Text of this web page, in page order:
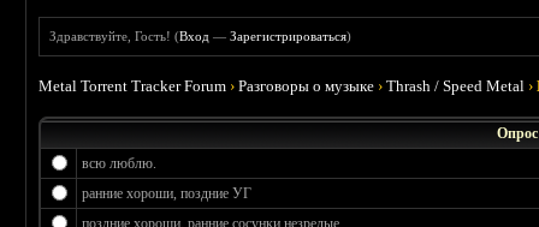
Здравствуйте, Гость! (Вход —Зарегистрироваться)
Metal Torrent Tracker Forum ›Разговоры о музыке ›Thrash / Speed Metal ›
всю люблю.
ранние хороши, поздние УГ
поздние хороши, ранние сосунки незрелые